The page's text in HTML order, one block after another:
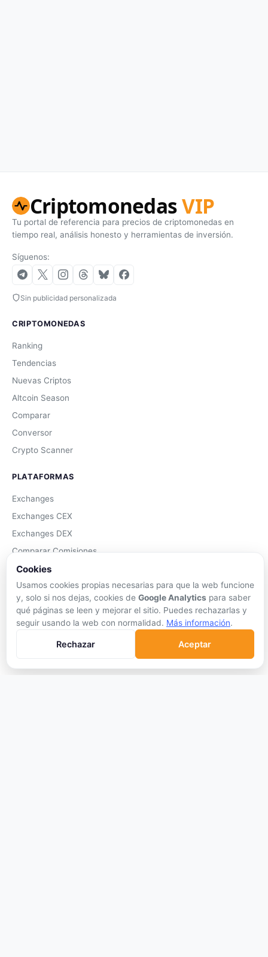
CriptomonedasVIP
Tu portal de referencia para precios de criptomonedas en
tiempo real, análisis honesto y herramientas de inversión.
Síguenos:
Sin publicidad personalizada
CRIPTOMONEDAS
Ranking
Tendencias
Nuevas Criptos
Altcoin Season
Comparar
Conversor
Crypto Scanner
PLATAFORMAS
Exchanges
Exchanges CEX
Exchanges DEX
Comparar Comisiones
Blockchains
Hardware Wallets
Software Wallets
Mejor Wallet
Cookies
Usamos cookies propias necesarias para que la web funcione
y, solo si nos dejas, cookies de Google Analytics para saber
qué páginas se leen y mejorar el sitio. Puedes rechazarlas y
seguir usando la web con normalidad. Más información.
Rechazar Aceptar